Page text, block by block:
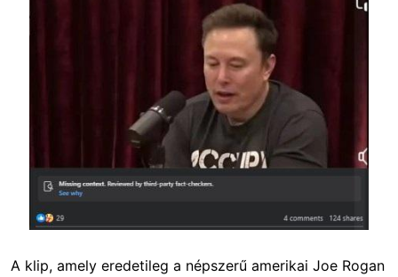
A klip, amely eredetileg a népszerű amerikai Joe Rogan